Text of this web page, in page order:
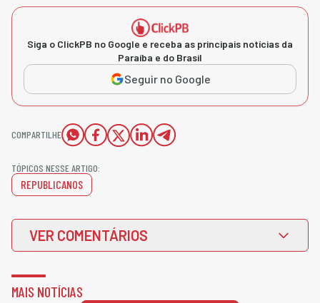
Siga o ClickPB no Google e receba as principais notícias da
Paraíba e do Brasil
Seguir no Google
COMPARTILHE
TÓPICOS NESSE ARTIGO:
REPUBLICANOS
VER COMENTÁRIOS
MAIS NOTÍCIAS